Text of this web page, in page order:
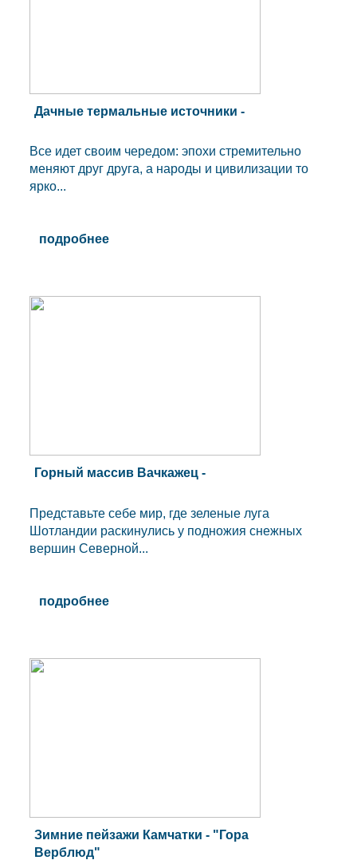
Дачные термальные источники -
Все идет своим чередом: эпохи стремительно
меняют друг друга, а народы и цивилизации то
ярко...
подробнее
Горный массив Вачкажец -
Представьте себе мир, где зеленые луга
Шотландии раскинулись у подножия снежных
вершин Северной...
подробнее
Зимние пейзажи Камчатки - "Гора
Верблюд"